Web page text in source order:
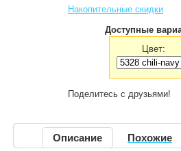
Накопительные скидки
Доступные
Цвет:
Поделитесь с друзьями!
Описание Похожие